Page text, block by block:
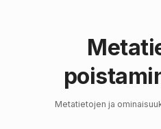
Metatietojen ja